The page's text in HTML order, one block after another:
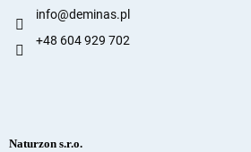
info@deminas.pl
+48 604 929 702
Naturzon s.r.o.